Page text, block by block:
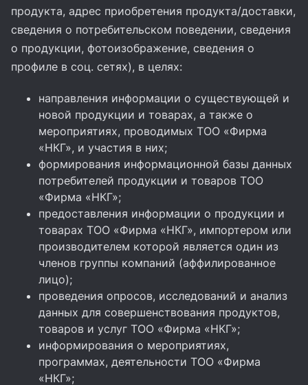
продукта, адрес приобретения продукта/доставки,
сведения о потребительском поведении, сведения
о продукции, фотоизображение, сведения о
профиле в соц. сетях), в целях:
направления информации о существующей и
новой продукции и товарах, а также о
мероприятиях, проводимых ТОО «Фирма
«НКГ», и участия в них;
формирования информационной базы данных
потребителей продукции и товаров ТОО
«Фирма «НКГ»;
предоставления информации о продукции и
товарах ТОО «Фирма «НКГ», импортером или
производителем которой является один из
членов группы компаний (аффилированное
лицо);
проведения опросов, исследований и анализ
данных для совершенствования продуктов,
товаров и услуг ТОО «Фирма «НКГ»;
информирования о мероприятиях,
программах, деятельности ТОО «Фирма
«НКГ»;